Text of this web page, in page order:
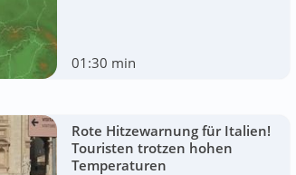
01:30 min
Rote Hitzewarnung für Italien!
Touristen trotzen hohen
Temperaturen